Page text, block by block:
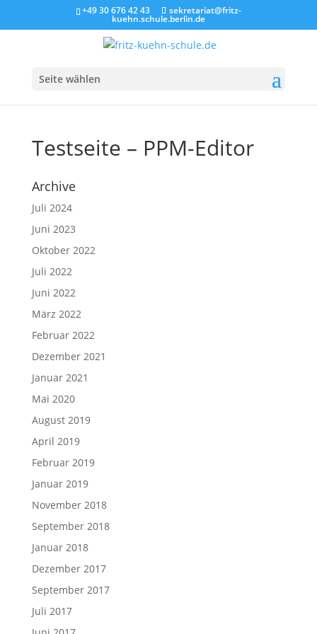
+49 30 676 42 43 sekretariat@fritz-
kuehn.schule.berlin.de
Seite wählen
Testseite – PPM-Editor
Archive
Juli 2024
Juni 2023
Oktober 2022
Juli 2022
Juni 2022
März 2022
Februar 2022
Dezember 2021
Januar 2021
Mai 2020
August 2019
April 2019
Februar 2019
Januar 2019
November 2018
September 2018
Januar 2018
Dezember 2017
September 2017
Juli 2017